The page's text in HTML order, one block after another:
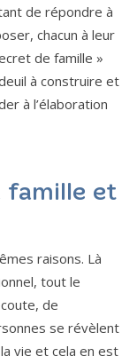
de répondre à
chacun à leur
de famille »
à construire et
à l’élaboration
famille et
raisons. Là
tout le
de
se révèlent
vie et cela en est